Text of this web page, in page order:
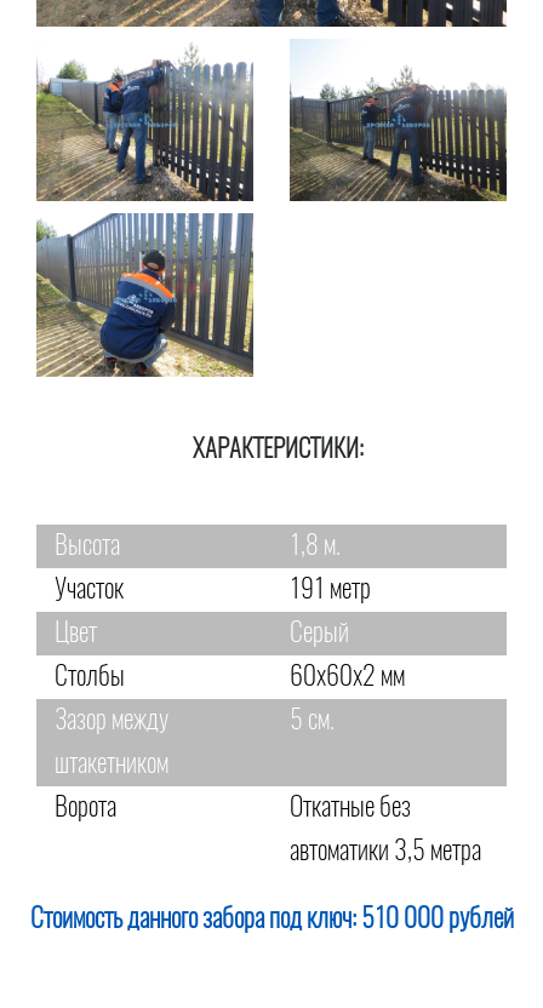
ХАРАКТЕРИСТИКИ:
Высота
1,8 м.
Участок
191 метр
Цвет
Серый
Столбы
60х60х2 мм
Зазор между
штакетником
5 см.
Ворота
Откатные без
автоматики 3,5 метра
Стоимость данного забора под ключ: 510 000 рублей